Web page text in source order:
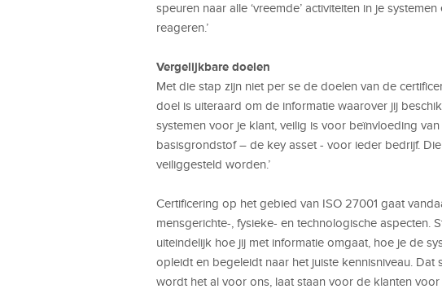
speuren naar alle ‘vreemde’ activiteiten in je
reageren.’
Vergelijkbare doelen
Met die stap zijn niet per se de doelen van de
doel is uiteraard om de informatie waarover jij
systemen voor je klant, veilig is voor beïnvloeding
basisgrondstof – de key asset - voor ieder bedrijf.
veiliggesteld worden.’
Certificering op het gebied van ISO 27001 gaat
mensgerichte-, fysieke- en technologische aspecten.
uiteindelijk hoe jij met informatie omgaat, hoe je de
opleidt en begeleidt naar het juiste kennisniveau. Dat
wordt het al voor ons, laat staan voor de klanten